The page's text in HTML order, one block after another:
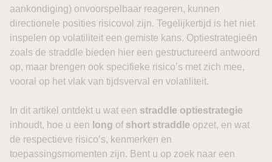
aankondiging) onvoorspelbaar reageren, kunnen
directionele posities risicovol zijn. Tegelijkertijd is het niet
inspelen op volatiliteit een gemiste kans. Optiestrategieën
zoals de straddle bieden hier een gestructureerd antwoord
op, maar brengen ook specifieke risico’s met zich mee,
vooral op het vlak van tijdsverval en volatiliteit.
In dit artikel ontdekt u wat een straddle optiestrategie
inhoudt, hoe u een long of short straddle opzet, en wat
de respectieve risico’s, kenmerken en
toepassingsmomenten zijn. Bent u op zoek naar een